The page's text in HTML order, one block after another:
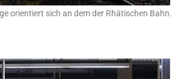
orientiert sich an dem der Rhätischen Bahn.